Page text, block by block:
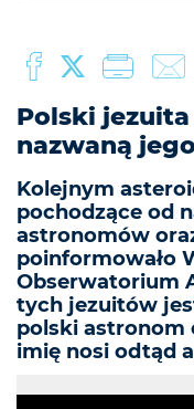
Polski
nazwaną
​Kolejnym
pochodzące od
astronomów
poinformowało
Obserwatorium
tych jezuitów
polski astronom
imię nosi odtąd